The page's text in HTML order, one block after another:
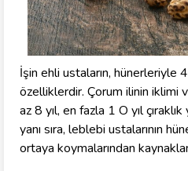
İşin ehli ustaların, hünerleriyle
özelliklerdir. Çorum ilinin iklimi
az 8 yıl, en fazla 1 O yıl
yanı sıra, leblebi ustalarının
ortaya koymalarından